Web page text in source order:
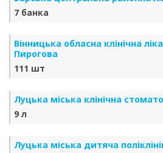
7 банка
Вінницька обласна клінічна
Пирогова
111 шт
Луцька міська клінічна
9 л
Луцька міська дитяча